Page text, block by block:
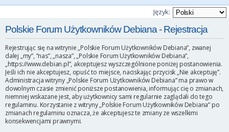
z
u
j
Język:
Polskie Forum Użytkowników Debiana - Rejestracja
Rejestrując się na witrynie „Polskie Forum Użytkowników Debiana”, zwanej
dalej „my”, ”nas”, „nasza”, „Polskie Forum Użytkowników Debiana”,
„https://www.debian.pl”, akceptujesz wyszczególnione poniżej postanowienia.
Jeśli ich nie akceptujesz, opuść to miejsce, naciskając przycisk „Nie akceptuję”.
Administracja witryny „Polskie Forum Użytkowników Debiana” ma prawo w
dowolnym czasie zmienić poniższe postanowienia, informując cię o zmianach,
niemniej wskazane jest, aby użytkownicy sami regularnie zaglądali do tego
regulaminu. Korzystanie z witryny „Polskie Forum Użytkowników Debiana” po
zmianach regulaminu oznacza, że akceptujesz te zmiany ze wszelkimi
konsekwencjami prawnymi.